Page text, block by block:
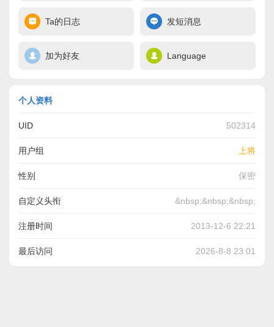
Ta的日志 发短消息
加为好友 Language
个人资料
UID 502314
用户组 上将
性别 保密
自定义头衔 &nbsp;&nbsp;&nbsp;
注册时间 2013-12-6 22:21
最后访问 2026-8-8 23:01